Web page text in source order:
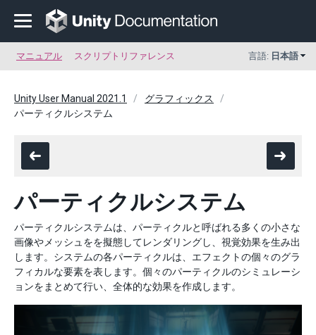
マニュアル スクリプトリファレンス 言語: 日本語
Unity User Manual 2021.1
グラフィックス
パーティクルシステム
パーティクルシステム
パーティクルシステムは、パーティクルと呼ばれる多くの小さな
画像やメッシュをを擬態してレンダリングし、視覚効果を生み出
します。システムの各パーティクルは、エフェクトの個々のグラ
フィカルな要素を表します。個々のパーティクルのシミュレーシ
ョンをまとめて行い、全体的な効果を作成します。